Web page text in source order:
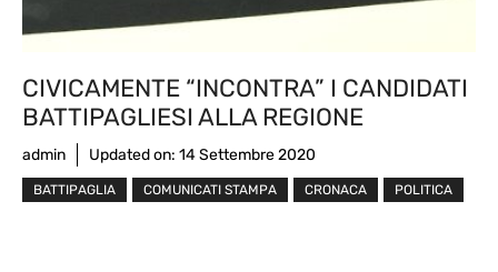
CIVICAMENTE “INCONTRA” I CANDIDATI
BATTIPAGLIESI ALLA REGIONE
admin Updated on: 14 Settembre 2020
BATTIPAGLIA COMUNICATI STAMPA CRONACA POLITICA